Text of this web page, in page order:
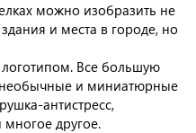
можно изобразить не
и места в городе, но
Все большую
необычные и миниатюрные
антистресс,
другое.